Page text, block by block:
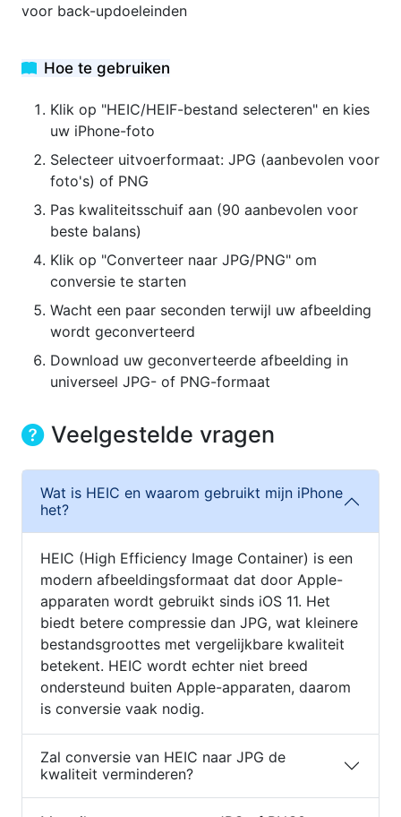
voor back-updoeleinden
Hoe te gebruiken
Klik op "HEIC/HEIF-bestand selecteren" en kies
uw iPhone-foto
Selecteer uitvoerformaat: JPG (aanbevolen voor
foto's) of PNG
Pas kwaliteitsschuif aan (90 aanbevolen voor
beste balans)
Klik op "Converteer naar JPG/PNG" om
conversie te starten
Wacht een paar seconden terwijl uw afbeelding
wordt geconverteerd
Download uw geconverteerde afbeelding in
universeel JPG- of PNG-formaat
Veelgestelde vragen
Wat is HEIC en waarom gebruikt mijn iPhone
het?
HEIC (High Efficiency Image Container) is een
modern afbeeldingsformaat dat door Apple-
apparaten wordt gebruikt sinds iOS 11. Het
biedt betere compressie dan JPG, wat kleinere
bestandsgroottes met vergelijkbare kwaliteit
betekent. HEIC wordt echter niet breed
ondersteund buiten Apple-apparaten, daarom
is conversie vaak nodig.
Zal conversie van HEIC naar JPG de
kwaliteit verminderen?